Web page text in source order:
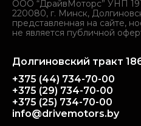
ООО “ДрайвМоторс” УНП
220080, г. Минск,
представленная на сайте,
не является публичной
Долгиновский тракт
+375 (44) 734-70-00
+375 (29) 734-70-00
+375 (25) 734-70-00
info@drivemotors.by